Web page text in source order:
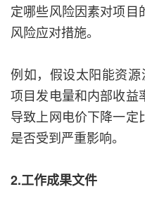
定哪些风险因素对项目
风险应对措施。
例如，假设太阳能资
项目发电量和内部收益
导致上网电价下降一定
是否受到严重影响。
2.工作成果文件